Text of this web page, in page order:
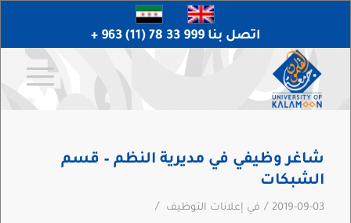
اتصل بنا 999 33 78 (11) 963 +
شاغر وظيفي في مديرية النظم – قسم
الشبكات
2019-09-03
/ في إعلانات التوظيف /